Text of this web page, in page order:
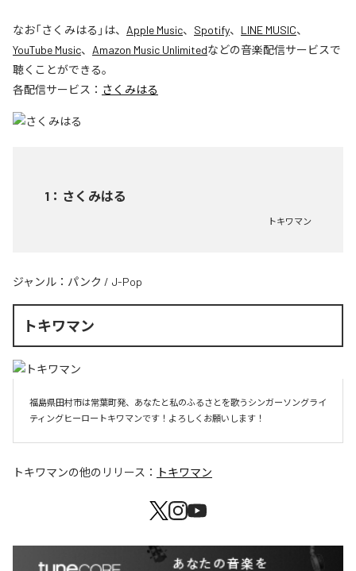
なお「さくみはる 」は、 Apple Music、 Spotify、 LINE MUSIC、
YouTube Music、 Amazon Music Unlimitedなどの音楽配信サービスで
聴くことができる。
各配信サービス： さくみはる
1 ： さくみはる
トキワマン
ジャンル： パンク / J-Pop
トキワマン
福島県田村市は常葉町発、あなたと私のふるさとを歌うシンガーソングライ
ティングヒーロートキワマンです！よろしくお願いします！
トキワマンの他のリリース： トキワマン